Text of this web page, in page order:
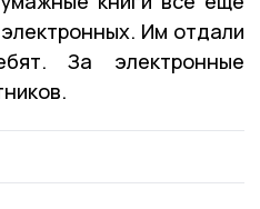
Им отдали
За электронные